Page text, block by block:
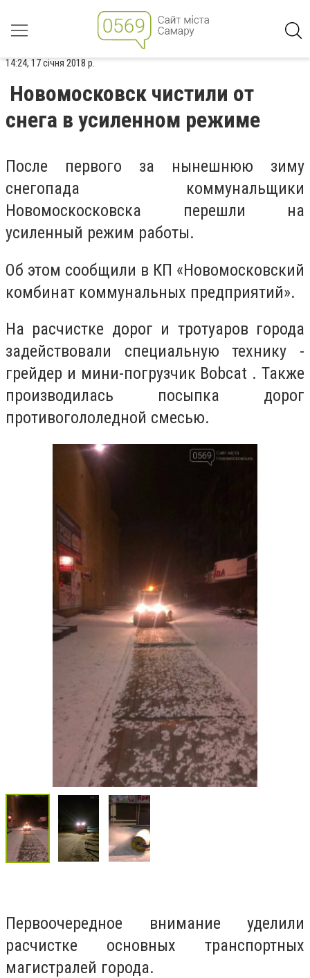
14:24, 17 січня 2018 р.
Новомосковск чистили от
снега в усиленном режиме
После первого за нынешнюю зиму
снегопада коммунальщики
Новомоскосковска перешли на
усиленный режим работы.
Об этом сообщили в КП «Новомосковский
комбинат коммунальных предприятий».
На расчистке дорог и тротуаров города
задействовали специальную технику -
грейдер и мини-погрузчик Bobcat . Также
производилась посыпка дорог
противогололедной смесью.
Первоочередное внимание уделили
расчистке основных транспортных
магистралей города.